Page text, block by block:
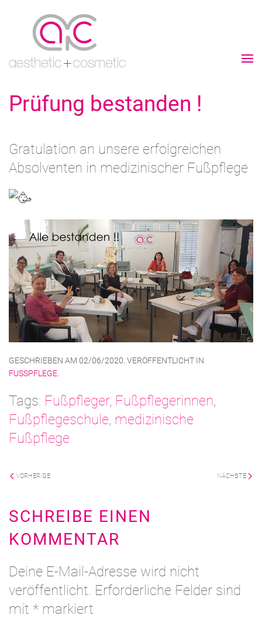
Prüfung bestanden !
Gratulation an unsere erfolgreichen
Absolventen in medizinischer Fußpflege
GESCHRIEBEN AM 02/06/2020 . VERÖFFENTLICHT IN
FUSSPFLEGE
Tags: Fußpfleger, Fußpflegerinnen,
Fußpflegeschule, medizinische
Fußpflege
VORHERIGE NÄCHSTE
SCHREIBE EINEN
KOMMENTAR
Deine E-Mail-Adresse wird nicht
veröffentlicht. Erforderliche Felder sind
mit * markiert